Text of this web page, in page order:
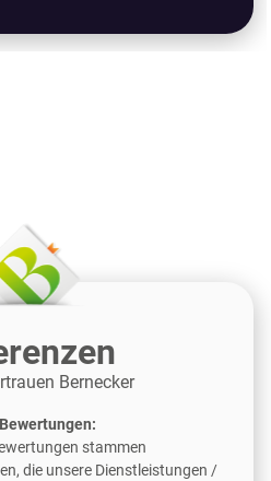
Bernecker
stammen
die unsere Dienstleistungen /